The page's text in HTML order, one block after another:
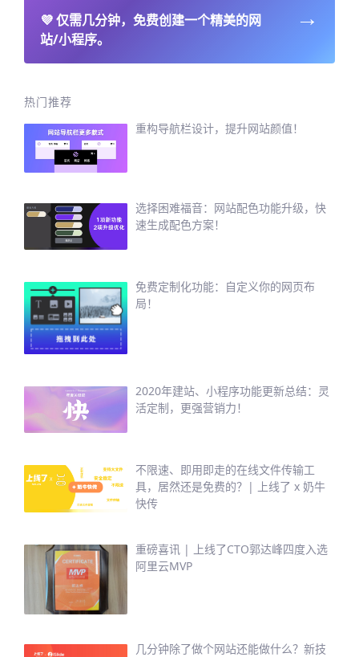
💜仅需几分钟，免费创建一个精美的网
站/小程序。
→
热门推荐
重构导航栏设计，提升网站颜值！
选择困难福音：网站配色功能升级，快
速生成配色方案！
免费定制化功能：自定义你的网页布
局！
2020年建站、小程序功能更新总结：灵
活定制，更强营销力！
不限速、即用即走的在线文件传输工
具，居然还是免费的？| 上线了 x 奶牛
快传
重磅喜讯 | 上线了CTO郭达峰四度入选
阿里云MVP
几分钟除了做个网站还能做什么？新技